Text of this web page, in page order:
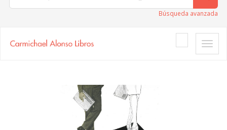
Búsqueda avanzada
Toggle